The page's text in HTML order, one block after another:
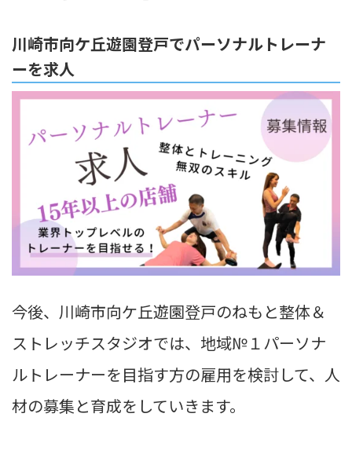
川崎市向ケ丘遊園登戸でパーソナルトレーナ
ーを求人
今後、川崎市向ケ丘遊園登戸のねもと整体＆
ストレッチスタジオでは、地域№１パーソナ
ルトレーナーを目指す方の雇用を検討して、人
材の募集と育成をしていきます。